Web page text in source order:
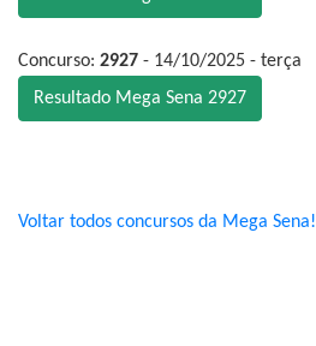
Concurso: 2927 - 14/10/2025 - terça
Resultado Mega Sena 2927
Voltar todos concursos da Mega Sena!